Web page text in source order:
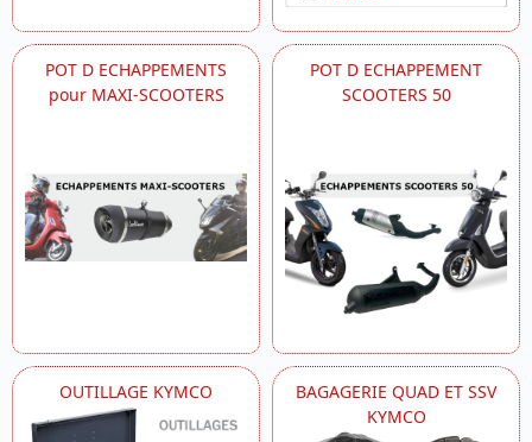
POT D ECHAPPEMENTS
pour MAXI-SCOOTERS
POT D ECHAPPEMENT
SCOOTERS 50
OUTILLAGE KYMCO
BAGAGERIE QUAD ET SSV
KYMCO